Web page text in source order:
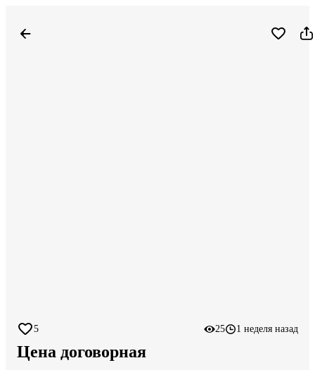
5 25 1 неделя назад
Цена договорная